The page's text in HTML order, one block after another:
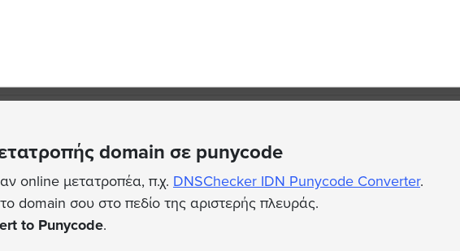
domain σε punycode
online μετατροπέα, π.χ. DNSChecker IDN Punycode Converter.
domain σου στο πεδίο της αριστερής πλευράς.
to Punycode.